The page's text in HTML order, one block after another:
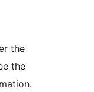
the
the